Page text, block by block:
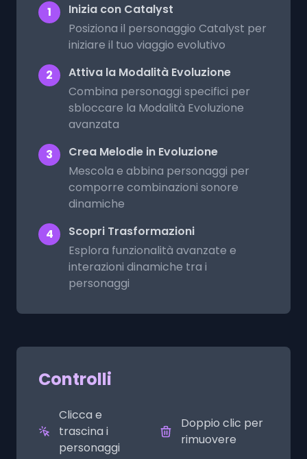
1
Inizia con Catalyst
Posiziona il personaggio Catalyst per
iniziare il tuo viaggio evolutivo
2
Attiva la Modalità Evoluzione
Combina personaggi specifici per
sbloccare la Modalità Evoluzione
avanzata
3
Crea Melodie in Evoluzione
Mescola e abbina personaggi per
comporre combinazioni sonore
dinamiche
4
Scopri Trasformazioni
Esplora funzionalità avanzate e
interazioni dinamiche tra i
personaggi
Controlli
Clicca e
trascina i
personaggi
Doppio clic per
rimuovere